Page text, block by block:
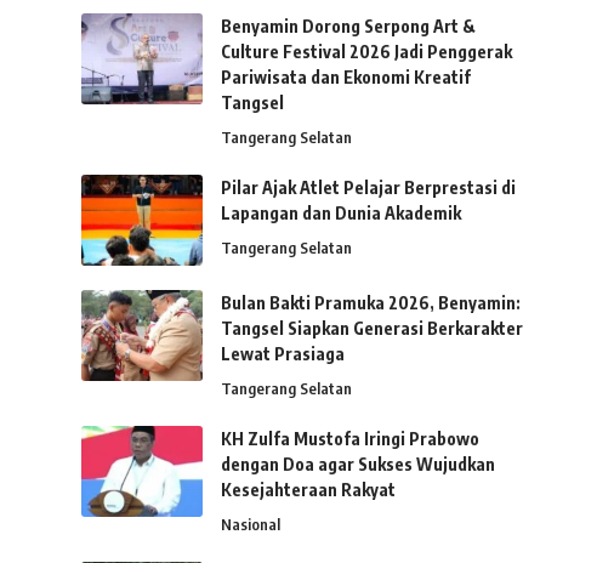
Benyamin Dorong Serpong Art &
Culture Festival 2026 Jadi Penggerak
Pariwisata dan Ekonomi Kreatif
Tangsel
Tangerang Selatan
Pilar Ajak Atlet Pelajar Berprestasi di
Lapangan dan Dunia Akademik
Tangerang Selatan
Bulan Bakti Pramuka 2026, Benyamin:
Tangsel Siapkan Generasi Berkarakter
Lewat Prasiaga
Tangerang Selatan
KH Zulfa Mustofa Iringi Prabowo
dengan Doa agar Sukses Wujudkan
Kesejahteraan Rakyat
Nasional